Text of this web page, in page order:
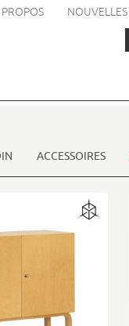
NOUVELLES
ACCESSOIRES